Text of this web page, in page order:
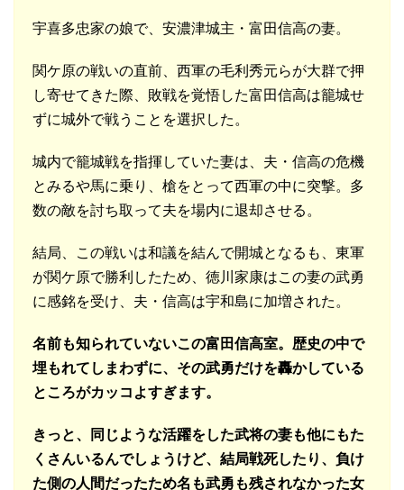
宇喜多忠家の娘で、安濃津城主・富田信高の妻。
関ケ原の戦いの直前、西軍の毛利秀元らが大群で押
し寄せてきた際、敗戦を覚悟した富田信高は籠城せ
ずに城外で戦うことを選択した。
城内で籠城戦を指揮していた妻は、夫・信高の危機
とみるや馬に乗り、槍をとって西軍の中に突撃。多
数の敵を討ち取って夫を場内に退却させる。
結局、この戦いは和議を結んで開城となるも、東軍
が関ケ原で勝利したため、徳川家康はこの妻の武勇
に感銘を受け、夫・信高は宇和島に加増された。
名前も知られていないこの富田信高室。歴史の中で
埋もれてしまわずに、その武勇だけを轟かしている
ところがカッコよすぎます。
きっと、同じような活躍をした武将の妻も他にもた
くさんいるんでしょうけど、結局戦死したり、負け
た側の人間だったため名も武勇も残されなかった女